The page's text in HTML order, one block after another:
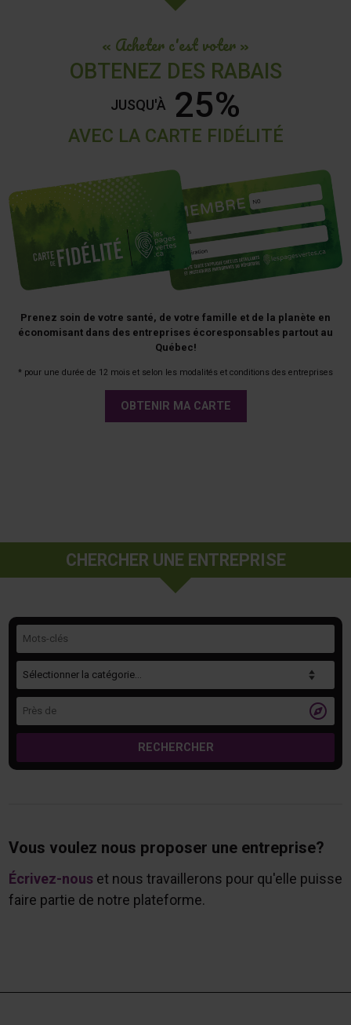
« Acheter c'est voter »
OBTENEZ DES RABAIS
JUSQU'À 25%
AVEC LA CARTE FIDÉLITÉ
Prenez soin de votre santé, de votre famille et de la planète en
économisant dans des entreprises écoresponsables partout au
Québec!
* pour une durée de 12 mois et selon les modalités et conditions des entreprises
OBTENIR MA CARTE
CHERCHER UNE ENTREPRISE

RECHERCHER
Vous voulez nous proposer une entreprise?
Écrivez-nouset nous travaillerons pour qu'elle puisse
faire partie de notre plateforme.